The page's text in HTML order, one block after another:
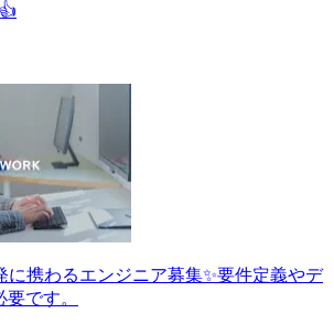
👍
に携わるエンジニア募集✨要件定義やデ
です。